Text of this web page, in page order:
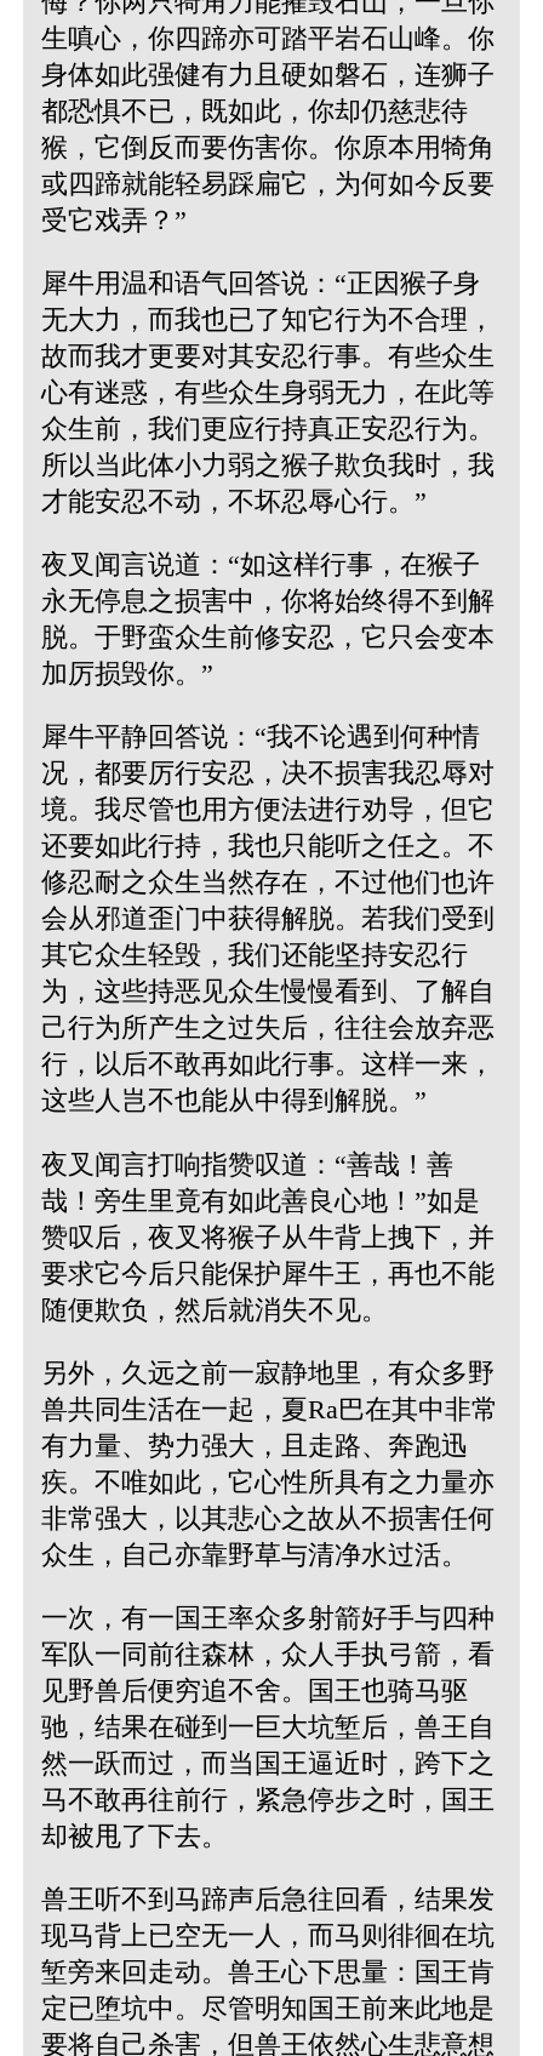
生嗔心，你四蹄亦可踏平岩石山峰。你
身体如此强健有力且硬如磐石，连狮子
都恐惧不已，既如此，你却仍慈悲待
猴，它倒反而要伤害你。你原本用犄角
或四蹄就能轻易踩扁它，为何如今反要
受它戏弄？”
犀牛用温和语气回答说：“正因猴子身
无大力，而我也已了知它行为不合理，
故而我才更要对其安忍行事。有些众生
心有迷惑，有些众生身弱无力，在此等
众生前，我们更应行持真正安忍行为。
所以当此体小力弱之猴子欺负我时，我
才能安忍不动，不坏忍辱心行。”
夜叉闻言说道：“如这样行事，在猴子
永无停息之损害中，你将始终得不到解
脱。于野蛮众生前修安忍，它只会变本
加厉损毁你。”
犀牛平静回答说：“我不论遇到何种情
况，都要厉行安忍，决不损害我忍辱对
境。我尽管也用方便法进行劝导，但它
还要如此行持，我也只能听之任之。不
修忍耐之众生当然存在，不过他们也许
会从邪道歪门中获得解脱。若我们受到
其它众生轻毁，我们还能坚持安忍行
为，这些持恶见众生慢慢看到、了解自
己行为所产生之过失后，往往会放弃恶
行，以后不敢再如此行事。这样一来，
这些人岂不也能从中得到解脱。”
夜叉闻言打响指赞叹道：“善哉！善
哉！旁生里竟有如此善良心地！”如是
赞叹后，夜叉将猴子从牛背上拽下，并
要求它今后只能保护犀牛王，再也不能
随便欺负，然后就消失不见。
另外，久远之前一寂静地里，有众多野
兽共同生活在一起，夏Ra巴在其中非常
有力量、势力强大，且走路、奔跑迅
疾。不唯如此，它心性所具有之力量亦
非常强大，以其悲心之故从不损害任何
众生，自己亦靠野草与清净水过活。
一次，有一国王率众多射箭好手与四种
军队一同前往森林，众人手执弓箭，看
见野兽后便穷追不舍。国王也骑马驱
驰，结果在碰到一巨大坑堑后，兽王自
然一跃而过，而当国王逼近时，跨下之
马不敢再往前行，紧急停步之时，国王
却被甩了下去。
兽王听不到马蹄声后急往回看，结果发
现马背上已空无一人，而马则徘徊在坑
堑旁来回走动。兽王心下思量：国王肯
定已堕坑中。尽管明知国王前来此地是
要将自己杀害，但兽王依然心生悲意想